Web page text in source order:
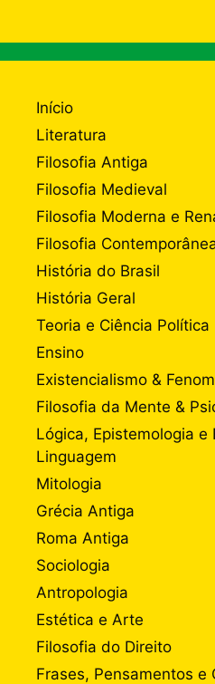
Início
Literatura
Filosofia Antiga
Filosofia Medieval
Filosofia Moderna e
Filosofia
História do Brasil
História Geral
Teoria e Ciência Política
Ensino
Existencialismo &
Filosofia da Mente &
Lógica, Epistemologia e
Linguagem
Mitologia
Grécia Antiga
Roma Antiga
Sociologia
Antropologia
Estética e Arte
Filosofia do Direito
Frases, Pensamentos e